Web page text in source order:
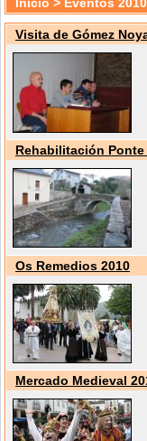
Visita de Gómez
Rehabilitación Ponte
Os Remedios 2010
Mercado Medieval